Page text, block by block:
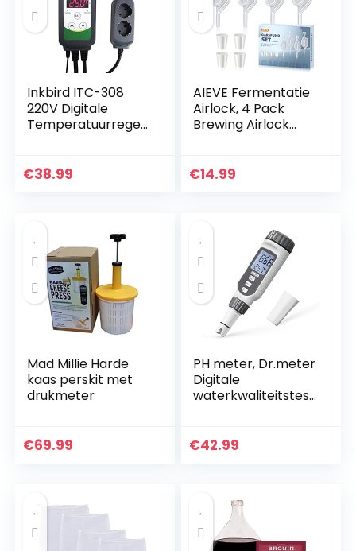
Inkbird ITC-308
220V Digitale
Temperatuurregel
Verwarming en
€38.99
AIEVE Fermentatie
Airlock, 4 Pack
Brewing Airlock
Bubble Airlock voor
€14.99
Mad Millie Harde
kaas perskit met
drukmeter
€69.99
PH meter, Dr.meter
Digitale
waterkwaliteitstest
nauwkeurigheid
€42.99